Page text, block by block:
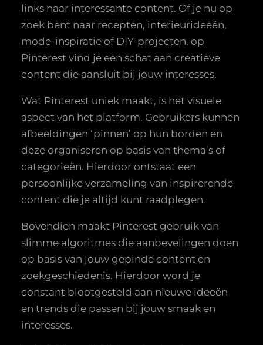
links naar interessante content. Of je nu op
zoek bent naar recepten, interieurideeën,
mode-inspiratie of DIY-projecten, op
Pinterest vind je een schat aan creatieve
content die aansluit bij jouw interesses.
Wat Pinterest uniek maakt, is het visuele
aspect van het platform. Gebruikers kunnen
afbeeldingen ‘pinnen’ op hun borden en
deze organiseren op basis van thema’s of
categorieën. Hierdoor ontstaat een
persoonlijke verzameling van inspirerende
content die je altijd kunt raadplegen.
Bovendien maakt Pinterest gebruik van
slimme algoritmes die aanbevelingen doen
op basis van jouw gepinde content en
zoekgeschiedenis. Hierdoor word je
constant blootgesteld aan nieuwe ideeën
en trends die passen bij jouw smaak en
interesses.